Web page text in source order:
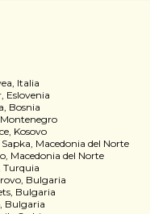
Italia
Eslovenia
Bosnia
Montenegro
Kosovo
Macedonia del Norte
Macedonia del Norte
Turquia
Bulgaria
Bulgaria
Bulgaria